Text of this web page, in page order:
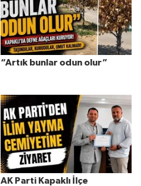
“Artık bunlar odun olur”
AK Parti Kapaklı İlçe